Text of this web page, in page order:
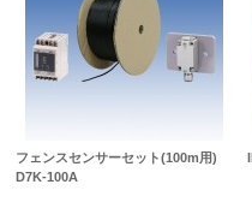
フェンスセンサーセット(100m用)
D7K-100A